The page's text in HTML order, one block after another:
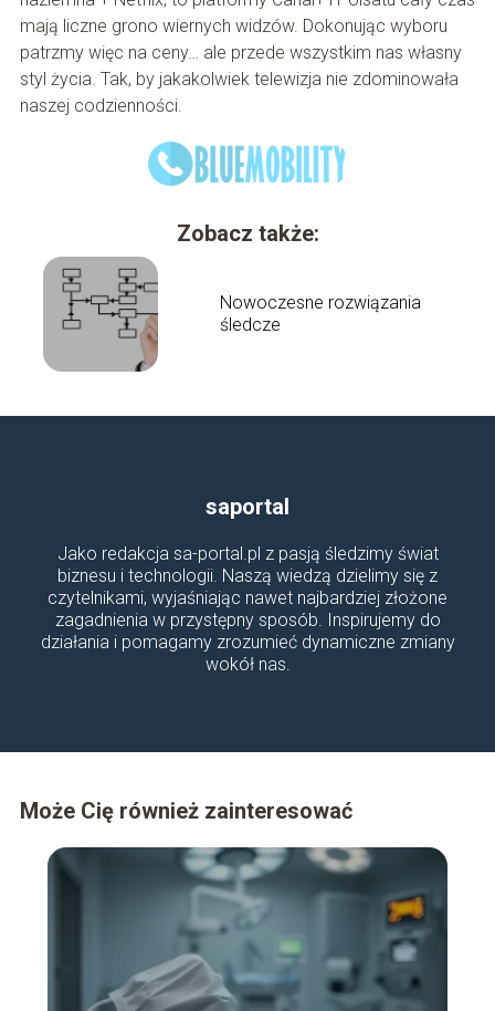
mają liczne grono wiernych widzów. Dokonując wyboru
patrzmy więc na ceny… ale przede wszystkim nas własny
styl życia. Tak, by jakakolwiek telewizja nie zdominowała
naszej codzienności.
Zobacz także:
Nowoczesne rozwiązania
śledcze
saportal
Jako redakcja sa-portal.pl z pasją śledzimy świat
biznesu i technologii. Naszą wiedzą dzielimy się z
czytelnikami, wyjaśniając nawet najbardziej złożone
zagadnienia w przystępny sposób. Inspirujemy do
działania i pomagamy zrozumieć dynamiczne zmiany
wokół nas.
Może Cię również zainteresować